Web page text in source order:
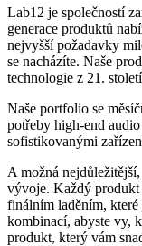
Lab12 je společností
generace produktů
nejvyšší požadavky
se nacházíte. Naše
technologie z 21.
Naše portfolio se
potřeby high-end
sofistikovanými
A možná
vývoje. Každý produkt
finálním laděním, které
kombinací, abyste vy,
produkt, který vám